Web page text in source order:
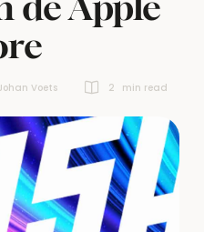
Voets 2 min read